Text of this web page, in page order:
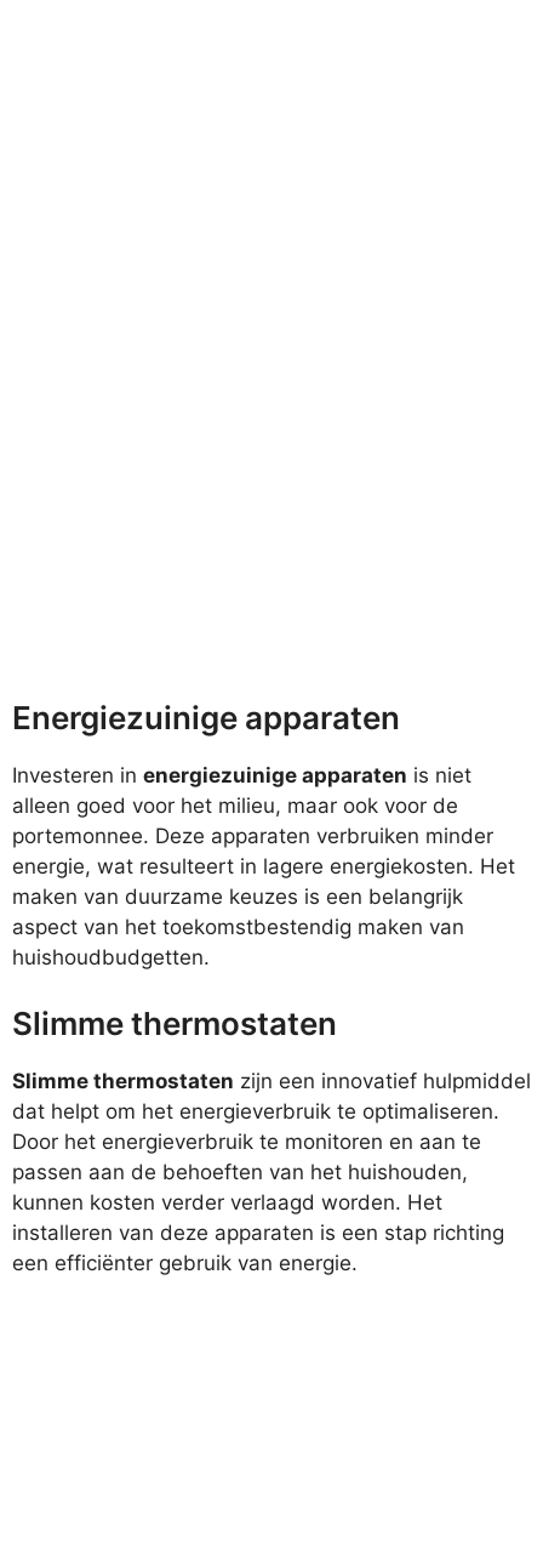
Energiezuinige apparaten
Investeren in energiezuinige apparaten is niet
alleen goed voor het milieu, maar ook voor de
portemonnee. Deze apparaten verbruiken minder
energie, wat resulteert in lagere energiekosten. Het
maken van duurzame keuzes is een belangrijk
aspect van het toekomstbestendig maken van
huishoudbudgetten.
Slimme thermostaten
Slimme thermostaten zijn een innovatief hulpmiddel
dat helpt om het energieverbruik te optimaliseren.
Door het energieverbruik te monitoren en aan te
passen aan de behoeften van het huishouden,
kunnen kosten verder verlaagd worden. Het
installeren van deze apparaten is een stap richting
een efficiënter gebruik van energie.